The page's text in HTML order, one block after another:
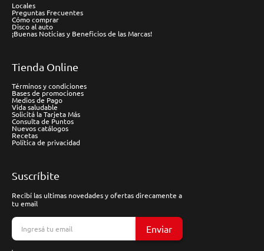
Locales
Preguntas Frecuentes
Cómo comprar
Disco al auto
¡Buenas Noticias y Beneficios de las Marcas!
Tienda Online
Términos y condiciones
Bases de promociones
Medios de Pago
Vida saludable
Solicitá la Tarjeta Más
Consulta de Puntos
Nuevos catálogos
Recetas
Política de privacidad
Suscríbite
Recibí las ultimas novedades y ofertas direcamente a
tu email
Enviar